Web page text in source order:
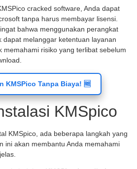
cracked software, Anda dapat
tanpa harus membayar lisensi.
bahwa menggunakan perangkat
dapat melanggar ketentuan layanan
memahami risiko yang terlibat sebelum
KMSPico Tanpa Biaya! 🆓
KMSpico
KMSpico, ada beberapa langkah yang
ini akan membantu Anda memahami